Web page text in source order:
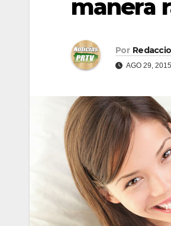
manera
Por
AGO 29, 2015